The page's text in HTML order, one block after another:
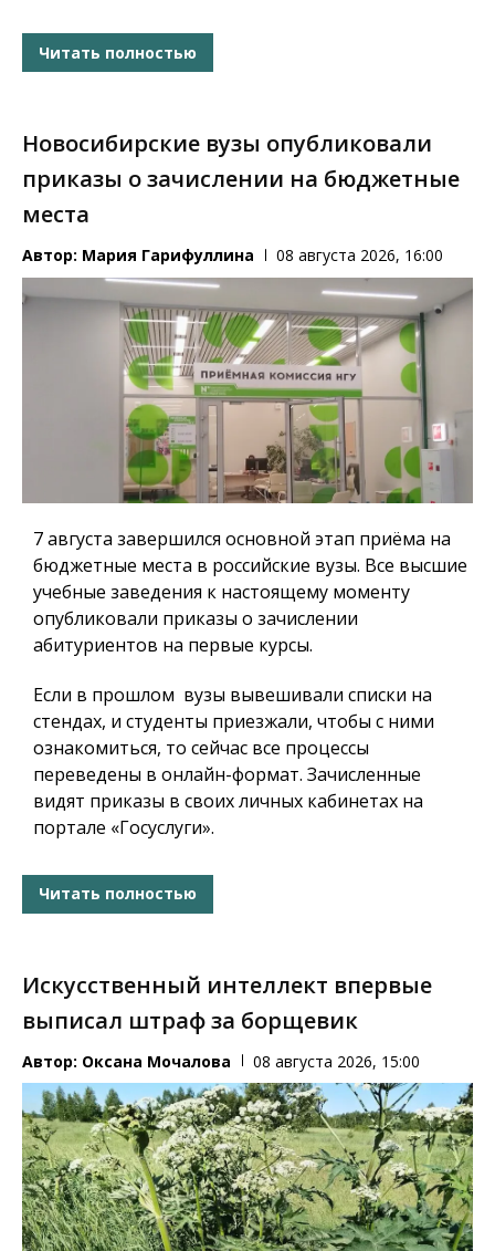
Читать полностью
Новосибирские вузы опубликовали
приказы о зачислении на бюджетные
места
Автор: Мария Гарифуллина 08 августа 2026, 16:00
7 августа завершился основной этап приёма на
бюджетные места в российские вузы. Все высшие
учебные заведения к настоящему моменту
опубликовали приказы о зачислении
абитуриентов на первые курсы.
Если в прошлом вузы вывешивали списки на
стендах, и студенты приезжали, чтобы с ними
ознакомиться, то сейчас все процессы
переведены в онлайн-формат. Зачисленные
видят приказы в своих личных кабинетах на
портале «Госуслуги».
Читать полностью
Искусственный интеллект впервые
выписал штраф за борщевик
Автор: Оксана Мочалова 08 августа 2026, 15:00